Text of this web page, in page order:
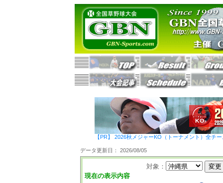
【PR】 2026秋メジャーKO（トーナメント）全チ
データ更新日： 2026/08/05
現在の表示内容
対象：